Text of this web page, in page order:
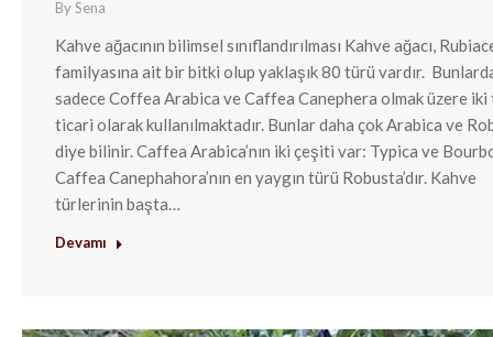
BySena
Kahve ağacının bilimsel sınıflandırılması Kahve ağacı,
familyasına ait bir bitki olup yaklaşık 80 türü vardır.
sadece Coffea Arabica ve Caffea Canephera olmak üzere iki
ticari olarak kullanılmaktadır. Bunlar daha çok Arabica ve
diye bilinir. Caffea Arabica’nın iki çeşiti var: Typica ve
Caffea Canephahora’nın en yaygın türü Robusta’dır. Kahve
türlerinin başta…
Devamı